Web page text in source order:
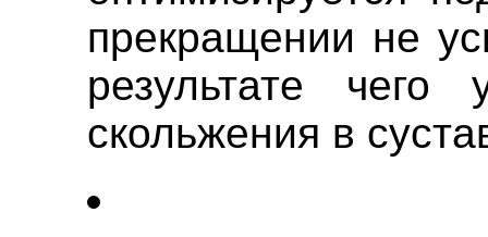
прекращении не
результате чего
скольжения в